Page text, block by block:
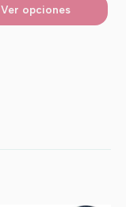
Ver opciones